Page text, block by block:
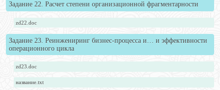
Задание 22. Расчет степени организационной фрагментарности
zd22.doc
Задание 23. Реинжениринг бизнес-процесса и… и эффективности
операционного цикла
zd23.doc
название.txt